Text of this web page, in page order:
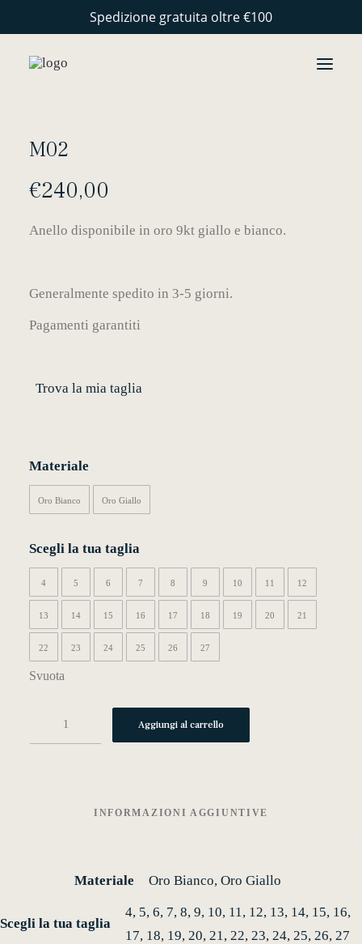
Spedizione gratuita oltre €100
PERSONALIZZAZIONE
M02
€240,00
Anello disponibile in oro 9kt giallo e bianco.
Generalmente spedito in 3-5 giorni.
Pagamenti garantiti
Trova la mia taglia
Materiale
Oro Bianco Oro Giallo
Scegli la tua taglia
4 5 6 7 8 9 10 11 12
13 14 15 16 17 18 19 20 21
22 23 24 25 26 27
Svuota
quantità
Aggiungi al carrello
INFORMAZIONI AGGIUNTIVE
Materiale Oro Bianco, Oro Giallo
Scegli la tua taglia
4, 5, 6, 7, 8, 9, 10, 11, 12, 13, 14, 15, 16,
17, 18, 19, 20, 21, 22, 23, 24, 25, 26, 27